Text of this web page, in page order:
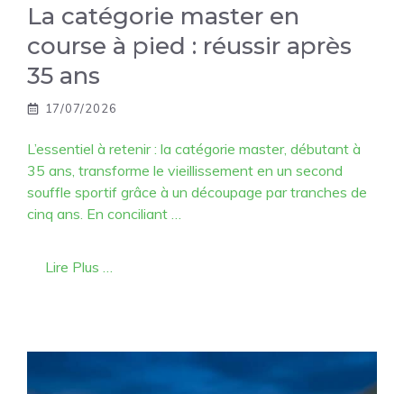
La catégorie master en
course à pied : réussir après
35 ans
17/07/2026
L’essentiel à retenir : la catégorie master, débutant à
35 ans, transforme le vieillissement en un second
souffle sportif grâce à un découpage par tranches de
cinq ans. En conciliant …
Lire Plus …